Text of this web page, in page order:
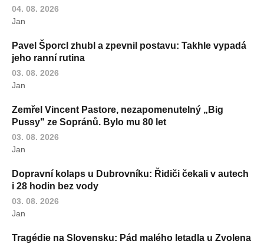
04. 08. 2026
Jan
Pavel Šporcl zhubl a zpevnil postavu: Takhle vypadá
jeho ranní rutina
03. 08. 2026
Jan
Zemřel Vincent Pastore, nezapomenutelný „Big
Pussy" ze Sopránů. Bylo mu 80 let
03. 08. 2026
Jan
Dopravní kolaps u Dubrovníku: Řidiči čekali v autech
i 28 hodin bez vody
03. 08. 2026
Jan
Tragédie na Slovensku: Pád malého letadla u Zvolena